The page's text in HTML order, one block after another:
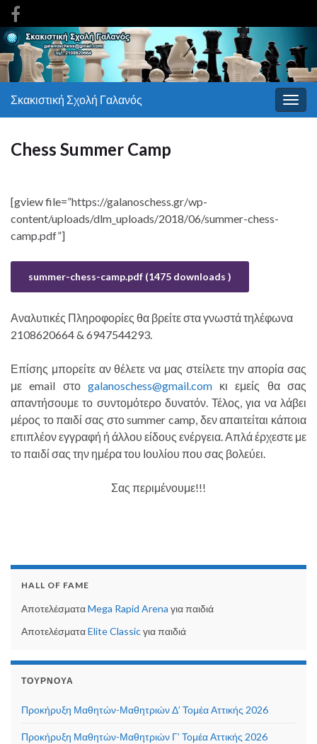
Σκακιστική Σχολή Γαλανός
Chess Summer Camp
[gview file=”https://galanoschess.gr/wp-
content/uploads/dlm_uploads/2018/06/summer-chess-
camp.pdf”]
summer-chess-camp.pdf (1475 downloads )
Αναλυτικές Πληροφορίες θα βρείτε στα γνωστά τηλέφωνα
2108620664 & 6947544293.
Επίσης μπορείτε αν θέλετε να μας στείλετε την απορία σας
με email στο galanoschess@gmail.comκι εμείς θα σας
απαντήσουμε το συντομότερο δυνατόν. Τέλος, για να λάβει
μέρος το παιδί σας στο summer camp, δεν απαιτείται κάποια
επιπλέον εγγραφή ή άλλου είδους ενέργεια. Απλά έρχεστε με
το παιδί σας την ημέρα του Ιουλίου που σας βολεύει.
Σας περιμένουμε!!!
HALL OF FAME
ΑποτελέσματαMega Rapid Arena για παιδιά
ΑποτελέσματαElite Classicγια παιδιά
ΤΟΥΡΝΟΥΆ
Προκήρυξη Μαθητών-Μαθητριών Δ’ Τομέα Αττικής 2026
Προκήρυξη Μαθητών-Μαθητριών Γ’ Τομέα Αττικής 2026